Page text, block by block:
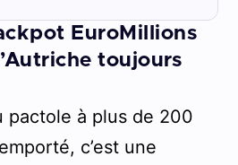
EuroMillions
toujours
pactole à plus de 200
c’est une